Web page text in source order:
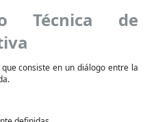
Técnica de
consiste en un diálogo entre la